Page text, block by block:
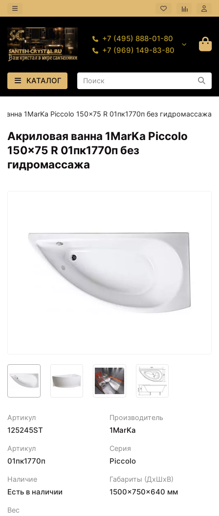
+7 (495) 888-01-80
+7 (969) 149-83-80
КАТАЛОГ
1MarKa Piccolo 150x75 R 01пк1770п без гидромассажа
Акриловая ванна 1MarKa Piccolo
150x75 R 01пк1770п без
гидромассажа
Артикул
125245ST
Производитель
1MarKa
Артикул
01пк1770п
Серия
Piccolo
Наличие
Есть в наличии
Габариты (ДхШхВ)
1500×750×640 мм
Вес